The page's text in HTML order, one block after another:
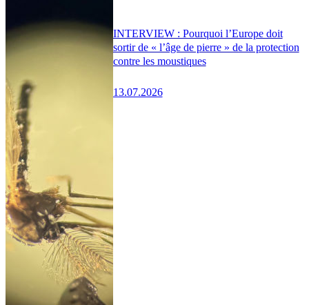
INTERVIEW : Pourquoi l’Europe doit
sortir de « l’âge de pierre » de la protection
contre les moustiques
13.07.2026